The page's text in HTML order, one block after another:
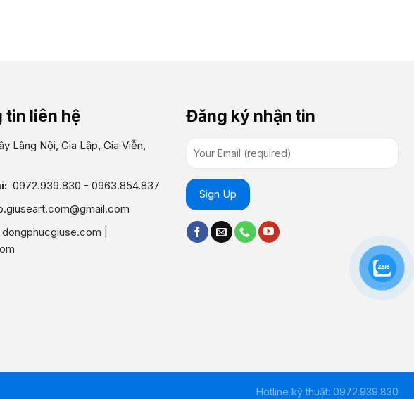
tin liên hệ
Lãng Nội, Gia Lập, Gia Viễn,
0972.939.830 - 0963.854.837
dongphucgiuse.com
Đăng ký nhận tin
Hotline kỹ thuật: 0972.939.830